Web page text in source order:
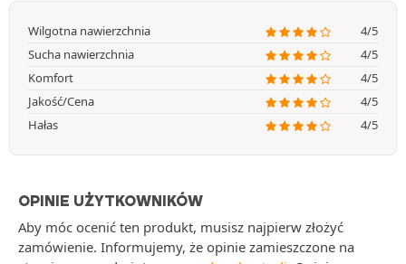
Wilgotna nawierzchnia
4/5
Sucha nawierzchnia
4/5
Komfort
4/5
Jakość/Cena
4/5
Hałas
4/5
OPINIE UŻYTKOWNIKÓW
Aby móc ocenić ten produkt, musisz najpierw złożyć
zamówienie. Informujemy, że opinie zamieszczone na